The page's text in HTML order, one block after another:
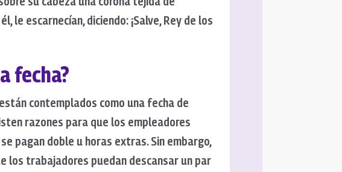
le escarnecían, diciendo: ¡Salve, Rey de los
fecha?
contemplados como una fecha de
razones para que los empleadores
pagan doble u horas extras. Sin embargo,
los trabajadores puedan descansar un par